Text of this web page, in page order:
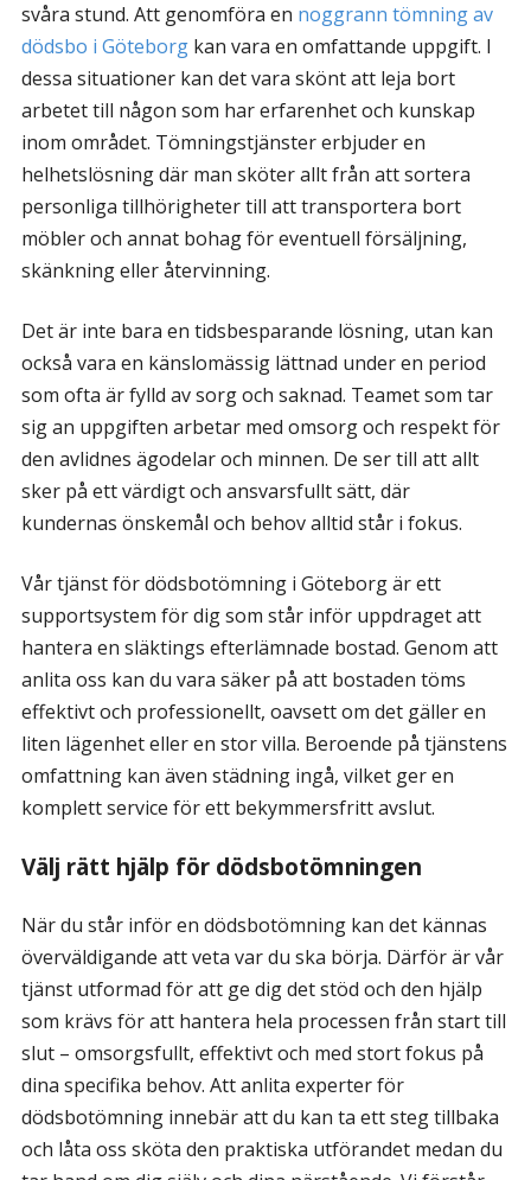
svåra stund. Att genomföra en noggrann tömning av
dödsbo i Göteborgkan vara en omfattande uppgift. I
dessa situationer kan det vara skönt att leja bort
arbetet till någon som har erfarenhet och kunskap
inom området. Tömningstjänster erbjuder en
helhetslösning där man sköter allt från att sortera
personliga tillhörigheter till att transportera bort
möbler och annat bohag för eventuell försäljning,
skänkning eller återvinning.
Det är inte bara en tidsbesparande lösning, utan kan
också vara en känslomässig lättnad under en period
som ofta är fylld av sorg och saknad. Teamet som tar
sig an uppgiften arbetar med omsorg och respekt för
den avlidnes ägodelar och minnen. De ser till att allt
sker på ett värdigt och ansvarsfullt sätt, där
kundernas önskemål och behov alltid står i fokus.
Vår tjänst för dödsbotömning i Göteborg är ett
supportsystem för dig som står inför uppdraget att
hantera en släktings efterlämnade bostad. Genom att
anlita oss kan du vara säker på att bostaden töms
effektivt och professionellt, oavsett om det gäller en
liten lägenhet eller en stor villa. Beroende på tjänstens
omfattning kan även städning ingå, vilket ger en
komplett service för ett bekymmersfritt avslut.
Välj rätt hjälp för dödsbotömningen
När du står inför en dödsbotömning kan det kännas
överväldigande att veta var du ska börja. Därför är vår
tjänst utformad för att ge dig det stöd och den hjälp
som krävs för att hantera hela processen från start till
slut – omsorgsfullt, effektivt och med stort fokus på
dina specifika behov. Att anlita experter för
dödsbotömning innebär att du kan ta ett steg tillbaka
och låta oss sköta den praktiska utförandet medan du